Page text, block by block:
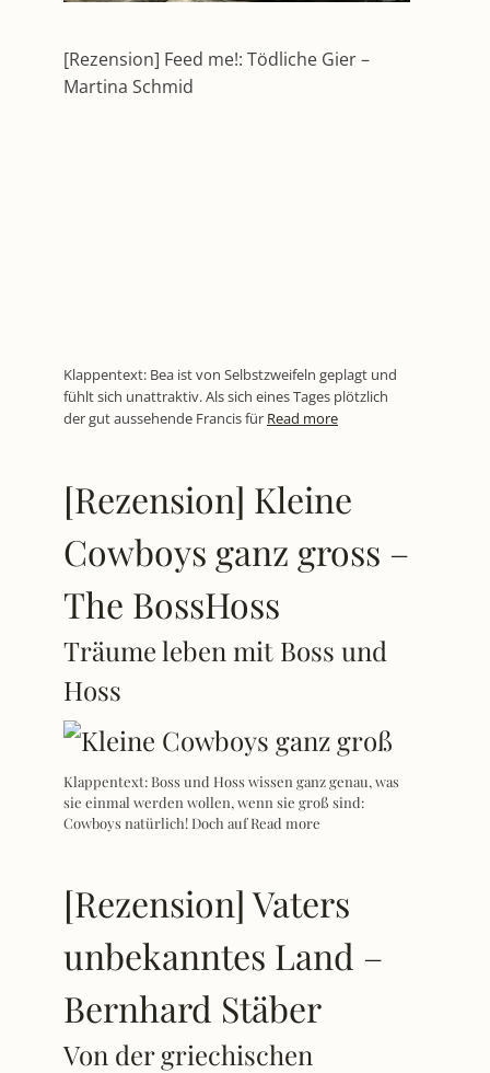
[Rezension] Feed me!: Tödliche Gier –
Martina Schmid
Klappentext: Bea ist von Selbstzweifeln geplagt und
fühlt sich unattraktiv. Als sich eines Tages plötzlich
der gut aussehende Francis für Read more
[Rezension] Kleine
Cowboys ganz gross –
The BossHoss
Träume leben mit Boss und
Hoss
Klappentext: Boss und Hoss wissen ganz genau, was
sie einmal werden wollen, wenn sie groß sind:
Cowboys natürlich! Doch aufRead more
[Rezension] Vaters
unbekanntes Land –
Bernhard Stäber
Von der griechischen